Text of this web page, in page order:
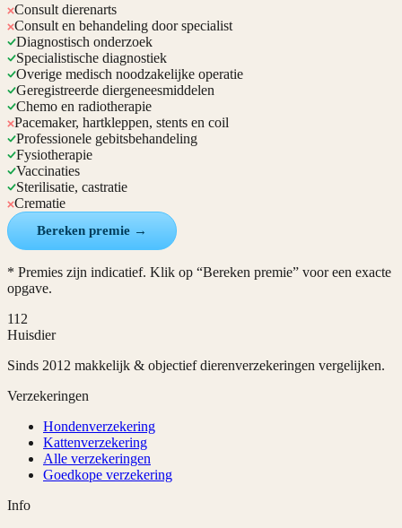
Consult dierenarts
Consult en behandeling door specialist
Diagnostisch onderzoek
Specialistische diagnostiek
Overige medisch noodzakelijke operatie
Geregistreerde diergeneesmiddelen
Chemo en radiotherapie
Pacemaker, hartkleppen, stents en coil
Professionele gebitsbehandeling
Fysiotherapie
Vaccinaties
Sterilisatie, castratie
Crematie
Bereken premie →
* Premies zijn indicatief. Klik op “Bereken premie” voor een exacte
opgave.
112
Huisdier
Sinds 2012 makkelijk & objectief dierenverzekeringen vergelijken.
Verzekeringen
Hondenverzekering
Kattenverzekering
Alle verzekeringen
Goedkope verzekering
Info